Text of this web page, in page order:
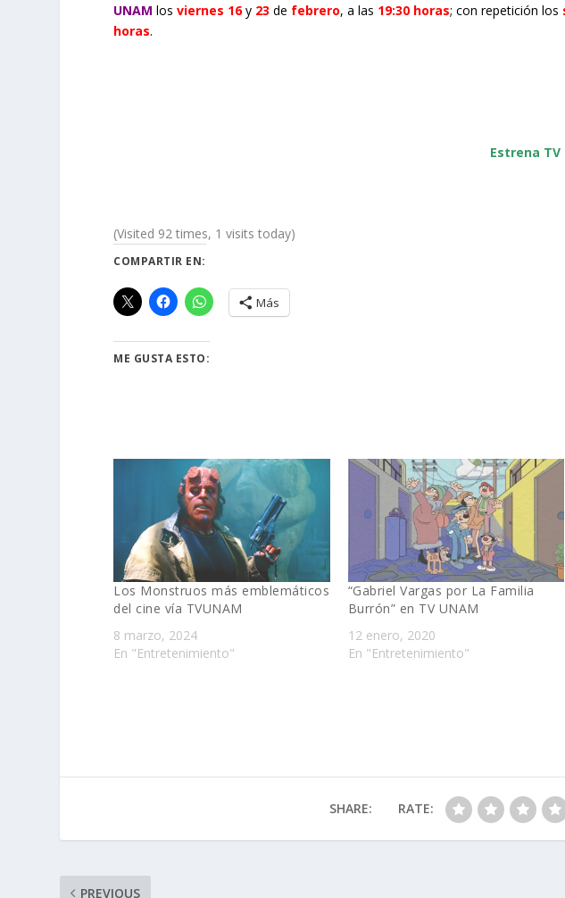
UNAM losviernes 16y 23 de febrero, a las 19:30 horas; con repetición los
horas.
Estrena TV
(Visited 92 times, 1 visits today)
COMPARTIR EN:
Más
ME GUSTA ESTO:
Los Monstruos más emblemáticos
del cine vía TVUNAM
8 marzo, 2024
En "Entretenimiento"
“Gabriel Vargas por La Familia
Burrón” en TV UNAM
12 enero, 2020
En "Entretenimiento"
SHARE: RATE:
PREVIOUS